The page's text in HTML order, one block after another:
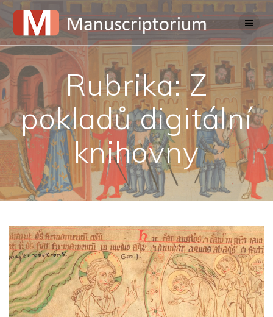
Skip
to
content
Rubrika:Z
pokladů digitální
knihovny